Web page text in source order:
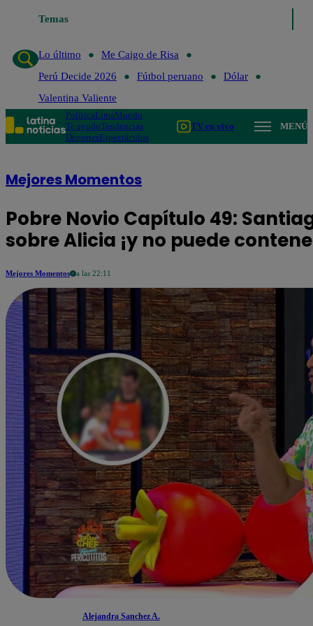
Temas
Lo último
Me Caigo de Risa
Perú Decide 2026
Fútbol peruano
Dólar
Valentina Valiente
PolíticaLimaMundo
Te ayudoTendencias
DeportesEspectáculos
TV en vivo MENÚ
Mejores Momentos
Pobre Novio Capítulo 49:
sobre Alicia ¡y no puede
Mejores Momentos a las 22:11
Alejandra Sanchez A.